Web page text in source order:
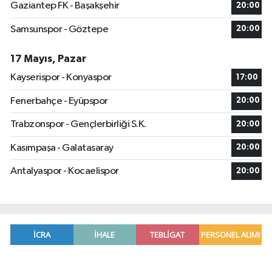
Gaziantep FK - Başakşehir 20:00
Samsunspor - Göztepe 20:00
17 Mayıs, Pazar
Kayserispor - Konyaspor
17:00
Fenerbahçe - Eyüpspor 20:00
Trabzonspor - Gençlerbirliği S.K. 20:00
Kasımpaşa - Galatasaray 20:00
Antalyaspor - Kocaelispor 20:00